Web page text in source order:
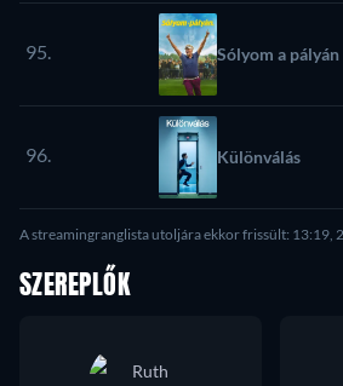
95. Sólyom a pályán
96. Különválás
A streamingranglista utoljára ekkor frissült: 13:19,
SZEREPLŐK